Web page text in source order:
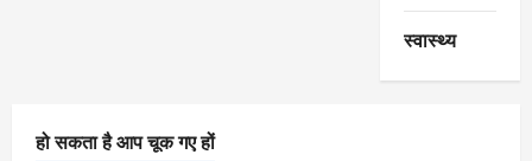
स्वास्थ्य
हो सकता है आप चूक गए हों